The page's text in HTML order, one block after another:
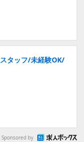
タッフ/未経験OK/
Sponsored by